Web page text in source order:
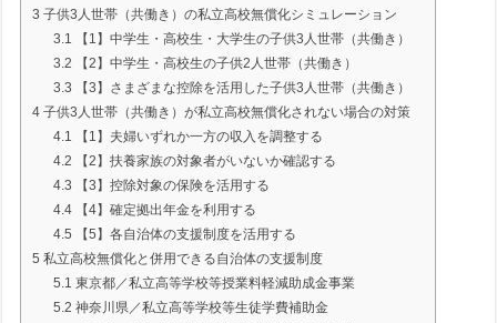
3 子供3人世帯（共働き）の私立高校無償化シミュレーション
3.1 【1】中学生・高校生・大学生の子供3人世帯（共働き）
3.2 【2】中学生・高校生の子供2人世帯（共働き）
3.3 【3】さまざまな控除を活用した子供3人世帯（共働き）
4 子供3人世帯（共働き）が私立高校無償化されない場合の対策
4.1 【1】夫婦いずれか一方の収入を調整する
4.2 【2】扶養家族の対象者がいないか確認する
4.3 【3】控除対象の保険を活用する
4.4【4】確定拠出年金を利用する
4.5 【5】各自治体の支援制度を活用する
5 私立高校無償化と併用できる自治体の支援制度
5.1 東京都／私立高等学校等授業料軽減助成金事業
5.2 神奈川県／私立高等学校等生徒学費補助金